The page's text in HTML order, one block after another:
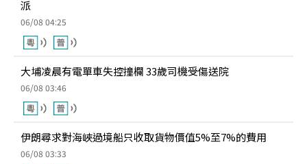
派
06/08 04:25
大埔凌晨有電單車失控撞欄 33歲司機受傷送院
06/08 03:46
伊朗尋求對海峽過境船只收取貨物價值5%至7%的費用
06/08 03:33